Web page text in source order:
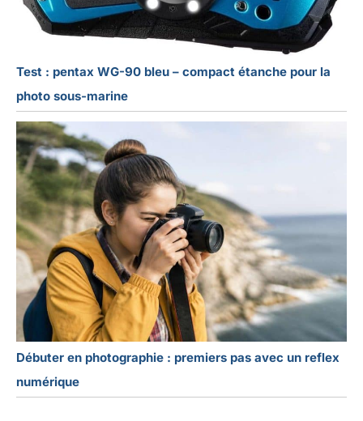
Test : pentax WG-90 bleu – compact étanche pour la
photo sous-marine
Débuter en photographie : premiers pas avec un reflex
numérique